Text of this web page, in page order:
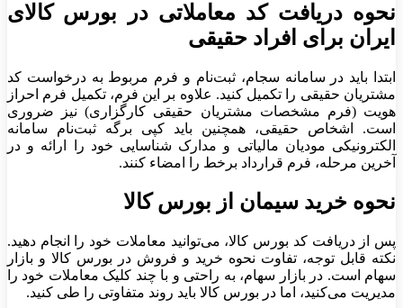
نحوه دریافت کد معاملاتی در بورس کالای
ایران برای افراد حقیقی
ابتدا باید در سامانه سجام، ثبت‌نام و فرم مربوط به درخواست کد
مشتریان حقیقی را تکمیل کنید. علاوه بر این فرم، تکمیل فرم احراز
هویت (فرم مشخصات مشتریان حقیقی کارگزاری) نیز ضروری
است. اشخاص حقیقی، همچنین باید کپی برگه ثبت‌نام سامانه
الکترونیکی مودیان مالیاتی و مدارک شناسایی خود را ارائه و در
آخرین مرحله، فرم قرارداد برخط را امضاء کنند.
نحوه خرید سیمان از بورس کالا
پس از دریافت کد بورس کالا، می‌توانید معاملات خود را انجام دهید.
نکته قابل توجه، تفاوت نحوه خرید و فروش در بورس کالا و بازار
سهام است. در بازار سهام، به راحتی و با چند کلیک معاملات خود را
مدیریت می‌کنید، اما در بورس کالا باید روند متفاوتی را طی کنید.